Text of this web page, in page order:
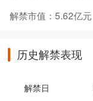
解禁市值： 5.62亿元
历史解禁表现
解禁日